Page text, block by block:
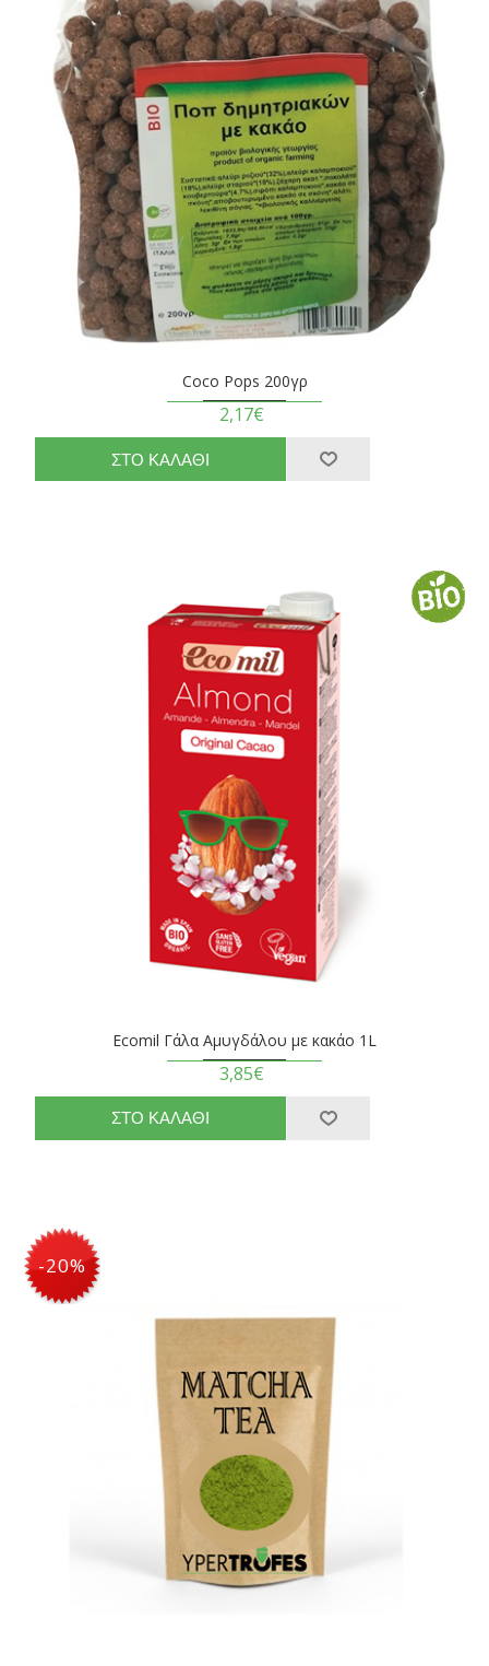
Coco Pops 200γρ
2,17€
Ecomil Γάλα Αμυγδάλου με κακάο 1L
3,85€
-20%